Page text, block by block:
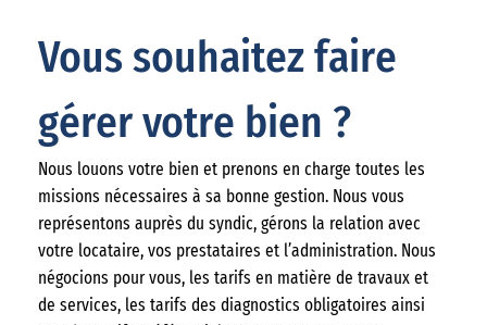
Vous souhaitez faire
gérer votre bien ?
Nous louons votre bien et prenons en charge toutes les
missions nécessaires à sa bonne gestion. Nous vous
représentons auprès du syndic, gérons la relation avec
votre locataire, vos prestataires et l’administration. Nous
négocions pour vous, les tarifs en matière de travaux et
de services, les tarifs des diagnostics obligatoires ainsi